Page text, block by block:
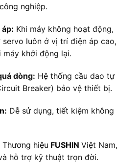
nghiệp.
Khi máy không hoạt động,
servo luôn ở vị trí điện áp cao,
khởi động lại.
dòng: Hệ thống cầu dao tự
Breaker) bảo vệ thiết bị.
Dễ sử dụng, tiết kiệm không
Thương hiệu FUSHIN Việt Nam,
hỗ trợ kỹ thuật trọn đời.